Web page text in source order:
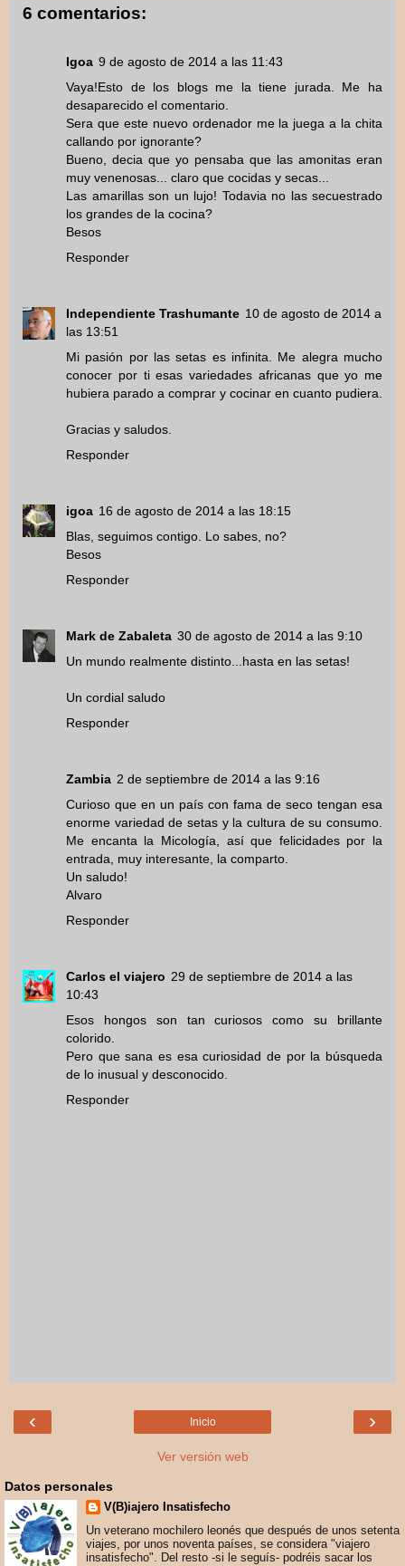
6 comentarios:
Igoa 9 de agosto de 2014 a las 11:43
Vaya!Esto de los blogs me la tiene jurada. Me ha
desaparecido el comentario.
Sera que este nuevo ordenador me la juega a la chita
callando por ignorante?
Bueno, decia que yo pensaba que las amonitas eran
muy venenosas... claro que cocidas y secas...
Las amarillas son un lujo! Todavia no las secuestrado
los grandes de la cocina?
Besos
Responder
Independiente Trashumante 10 de agosto de 2014 a
las 13:51
Mi pasión por las setas es infinita. Me alegra mucho
conocer por ti esas variedades africanas que yo me
hubiera parado a comprar y cocinar en cuanto pudiera.
Gracias y saludos.
Responder
igoa 16 de agosto de 2014 a las 18:15
Blas, seguimos contigo. Lo sabes, no?
Besos
Responder
Mark de Zabaleta 30 de agosto de 2014 a las 9:10
Un mundo realmente distinto...hasta en las setas!
Un cordial saludo
Responder
Zambia 2 de septiembre de 2014 a las 9:16
Curioso que en un país con fama de seco tengan esa
enorme variedad de setas y la cultura de su consumo.
Me encanta la Micología, así que felicidades por la
entrada, muy interesante, la comparto.
Un saludo!
Alvaro
Responder
Carlos el viajero 29 de septiembre de 2014 a las
10:43
Esos hongos son tan curiosos como su brillante
colorido.
Pero que sana es esa curiosidad de por la búsqueda
de lo inusual y desconocido.
Responder
‹ ›
Inicio
Ver versión web
Datos personales
V(B)iajero Insatisfecho
Un veterano mochilero leonés que después de unos setenta
viajes, por unos noventa países, se considera "viajero
insatisfecho". Del resto -si le seguís- podréis sacar los